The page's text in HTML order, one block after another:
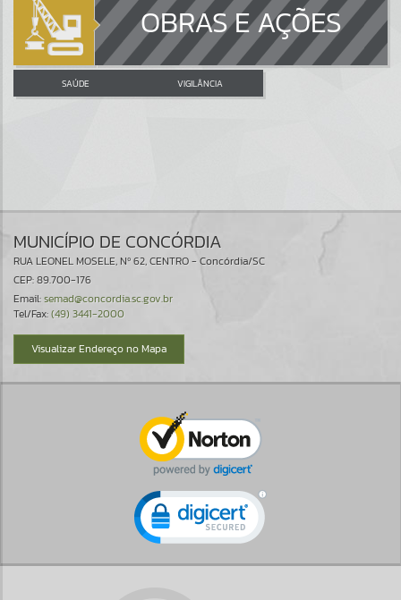
OBRAS E AÇÕES
SAÚDE VIGILÂNCIA
MUNICÍPIO DE CONCÓRDIA
RUA LEONEL MOSELE, Nº 62, CENTRO - Concórdia/SC
CEP: 89.700-176
Email:semad@concordia.sc.gov.br
Tel/Fax:(49) 3441-2000
Visualizar Endereço no Mapa